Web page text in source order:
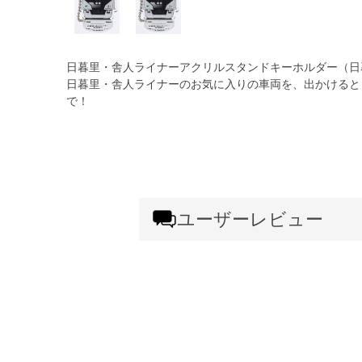
日暮里・舎人ライナーアクリルスタンドキーホルダー（
日暮里・舎人ライナーのお気に入りの車両を、出かける
で！
ユーザーレビュー